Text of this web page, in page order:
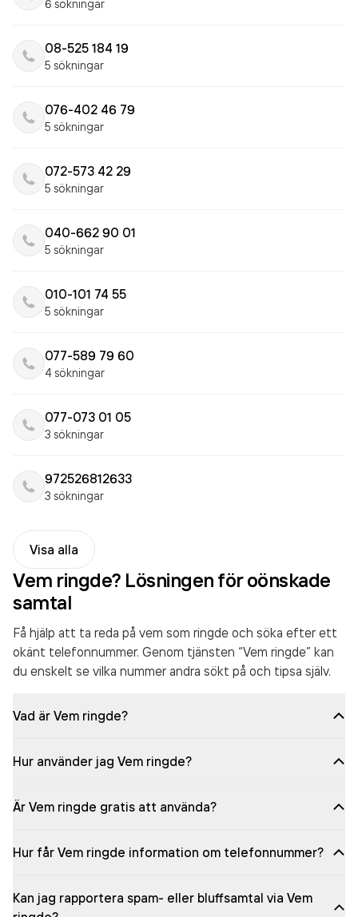
6 sökningar
08-525 184 19
5 sökningar
076-402 46 79
5 sökningar
072-573 42 29
5 sökningar
040-662 90 01
5 sökningar
010-101 74 55
5 sökningar
077-589 79 60
4 sökningar
077-073 01 05
3 sökningar
972526812633
3 sökningar
Visa alla
Vem ringde? Lösningen för oönskade
samtal
Få hjälp att ta reda på vem som ringde och söka efter ett
okänt telefonnummer. Genom tjänsten “Vem ringde” kan
du enskelt se vilka nummer andra sökt på och tipsa själv.
Vad är Vem ringde?
Hur använder jag Vem ringde?
Är Vem ringde gratis att använda?
Hur får Vem ringde information om telefonnummer?
Kan jag rapportera spam- eller bluffsamtal via Vem